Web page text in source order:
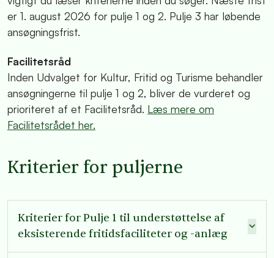
er 1. august 2026 for pulje 1 og 2. Pulje 3 har løbende
ansøgningsfrist.
Facilitetsråd
Inden Udvalget for Kultur, Fritid og Turisme behandler
ansøgningerne til pulje 1 og 2, bliver de vurderet og
prioriteret af et Facilitetsråd. Læs mere om
Facilitetsrådet her.
Kriterier for puljerne
Kriterier for Pulje 1 til understøttelse af
eksisterende fritidsfaciliteter og -anlæg